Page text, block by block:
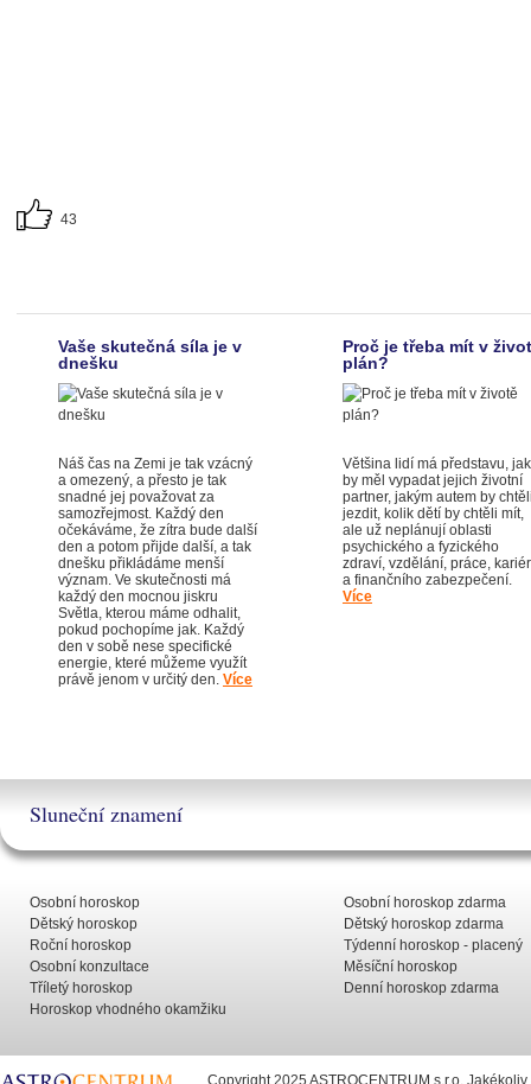
43
Vaše skutečná síla je v
dnešku
Náš čas na Zemi je tak vzácný
a omezený, a přesto je tak
snadné jej považovat za
samozřejmost. Každý den
očekáváme, že zítra bude další
den a potom přijde další, a tak
dnešku přikládáme menší
význam. Ve skutečnosti má
každý den mocnou jiskru
Světla, kterou máme odhalit,
pokud pochopíme jak. Každý
den v sobě nese specifické
energie, které můžeme využít
právě jenom v určitý den. Více
Proč je třeba mít v
plán?
Většina lidí má představu, jak
by měl vypadat jejich životní
partner, jakým autem by
jezdit, kolik dětí by chtěli mít,
ale už neplánují oblasti
psychického a fyzického
zdraví, vzdělání, práce,
a finančního zabezpečení.
Více
Sluneční znamení
Osobní horoskop
Dětský horoskop
Roční horoskop
Osobní konzultace
Tříletý horoskop
Horoskop vhodného okamžiku
Osobní horoskop zdarma
Dětský horoskop zdarma
Týdenní horoskop - placený
Měsíční horoskop
Denní horoskop zdarma
Copyright 2025 ASTROCENTRUM s.r.o.